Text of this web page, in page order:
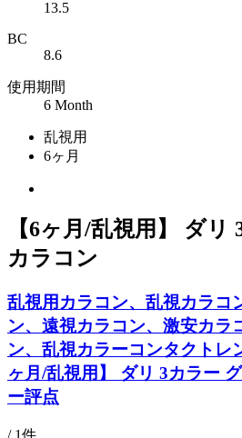
13.5
BC
8.6
使用期間
6 Month
乱視用
6ヶ月
【6ヶ月/乱視用】 ダリ
カラコン
乱視用カラコン、乱視カラコ
ン、遠視カラコン、激安カラ
ン、乱視カラーコンタクトレ
ヶ月/乱視用】 ダリ 3カラー
ー評点
/ 1件